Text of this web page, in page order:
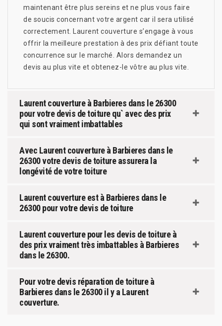
maintenant être plus sereins et ne plus vous faire
de soucis concernant votre argent car il sera utilisé
correctement. Laurent couverture s’engage à vous
offrir la meilleure prestation à des prix défiant toute
concurrence sur le marché. Alors demandez un
devis au plus vite et obtenez-le vôtre au plus vite.
Laurent couverture à Barbieres dans le 26300
pour votre devis de toiture qu` avec des prix
qui sont vraiment imbattables
Avec Laurent couverture à Barbieres dans le
26300 votre devis de toiture assurera la
longévité de votre toiture
Laurent couverture est à Barbieres dans le
26300 pour votre devis de toiture
Laurent couverture pour les devis de toiture à
des prix vraiment très imbattables à Barbieres
dans le 26300.
Pour votre devis réparation de toiture à
Barbieres dans le 26300 il y a Laurent
couverture.